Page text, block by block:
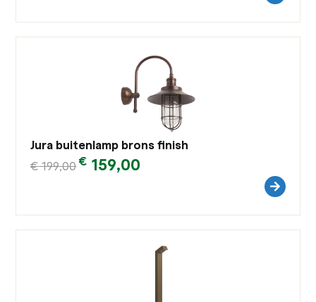
Jura buitenlamp brons finish
€199,00€ 159,00